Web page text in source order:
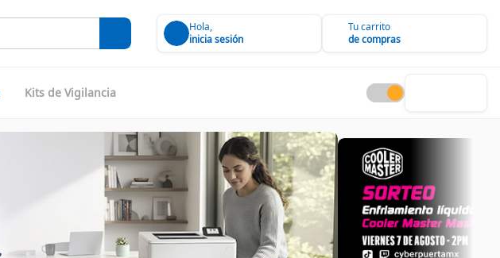
Hola,
inicia sesión
Tu carrito
de compras
Kits de Vigilancia